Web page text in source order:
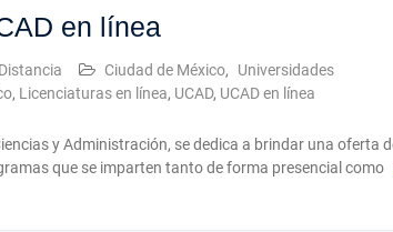
en línea
Ciudad de México,
Universidades
, Licenciaturas en línea, UCAD, UCAD en línea
y Administración, se dedica a brindar una oferta
que se imparten tanto de forma presencial como